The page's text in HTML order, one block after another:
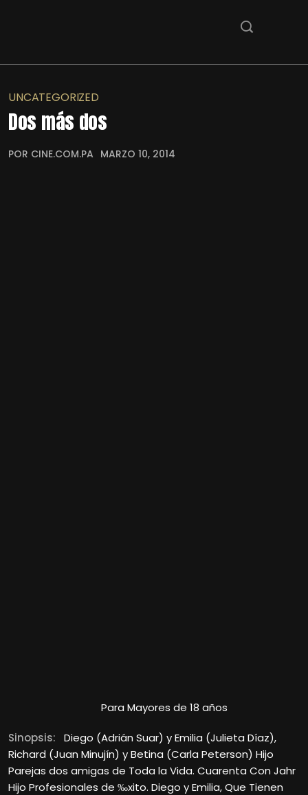
UNCATEGORIZED
Dos más dos
POR CINE.COM.PA MARZO 10, 2014
Para Mayores de 18 años
Sinopsis:
Diego (Adrián Suar) y Emilia (Julieta Díaz),
Richard (Juan Minujín) y Betina (Carla Peterson) Hijo
Parejas dos amigas de Toda la Vida. Cuarenta Con Jahr
Hijo Profesionales de ‰xito. Diego y Emilia, Que Tienen